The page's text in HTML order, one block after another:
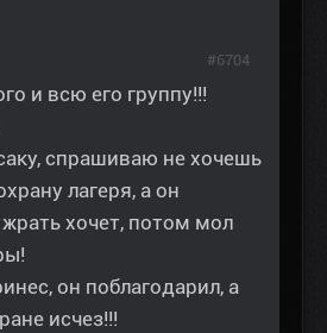
и всю его группу!!!
спрашиваю не хочешь
лагеря, а он
жрать хочет, потом мол
он поблагодарил, а
исчез!!!
#6704